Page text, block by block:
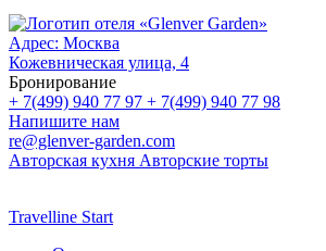
Адрес: Москва
Кожевническая улица, 4
Бронирование
+ 7(499) 940 77 97 + 7(499) 940 77 98
Напишите нам
re@glenver-garden.com
Авторская кухня Авторские торты
Travelline Start